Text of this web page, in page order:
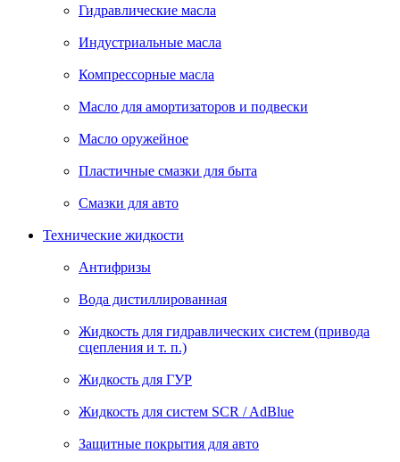
Гидравлические масла
Индустриальные масла
Компрессорные масла
Масло для амортизаторов и подвески
Масло оружейное
Пластичные смазки для быта
Смазки для авто
Технические жидкости
Антифризы
Вода дистиллированная
Жидкость для гидравлических систем (привода
сцепления и т. п.)
Жидкость для ГУР
Жидкость для систем SCR / AdBlue
Защитные покрытия для авто